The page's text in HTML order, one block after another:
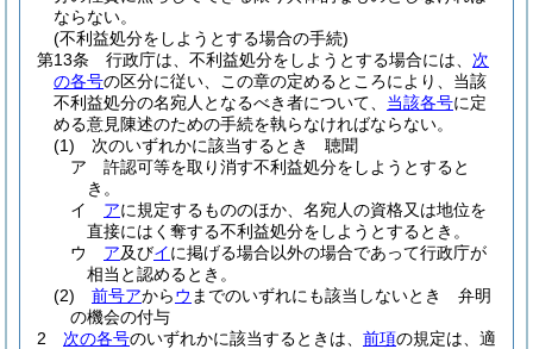
ならない。
(不利益処分をしようとする場合の手続)
第13条
行政庁は、不利益処分をしようとする場合には、 次
の各号の区分に従い、この章の定めるところにより、当該
不利益処分の名宛人となるべき者について、 当該各号に定
める意見陳述のための手続を執らなければならない。
(1)
次のいずれかに該当するとき 聴聞
ア
許認可等を取り消す不利益処分をしようとすると
き。
イ
アに規定するもののほか、名宛人の資格又は地位を
直接にはく奪する不利益処分をしようとするとき。
ウ
ア及びイに掲げる場合以外の場合であって行政庁が
相当と認めるとき。
(2)
前号アからウ までのいずれにも該当しないとき 弁明
の機会の付与
2
次の各号のいずれかに該当するときは、 前項の規定は、適